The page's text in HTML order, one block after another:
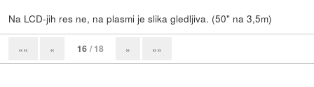
Na LCD-jih res ne, na plasmi je slika gledljiva. (50" na 3,5m)
«« « 16 / 18 » »»